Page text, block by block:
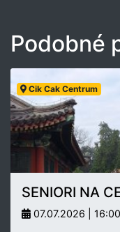
Podobné
Cik Cak Centrum
SENIORI NA
07.07.2026 | 16:00